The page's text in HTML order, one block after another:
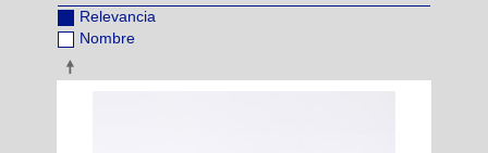
Relevancia
Nombre